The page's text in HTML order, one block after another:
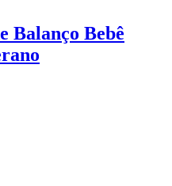
Balanço Bebê